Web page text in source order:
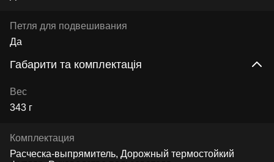
Петля для подвешивания
Да
Габарити та комплектація
Вес
343 г
Комплектация
Расческа-выпрямитель, Дорожный термостойкий